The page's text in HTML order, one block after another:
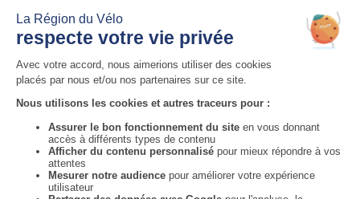
de bien manger.
Auvergne-Rhône-Alpes Tourisme